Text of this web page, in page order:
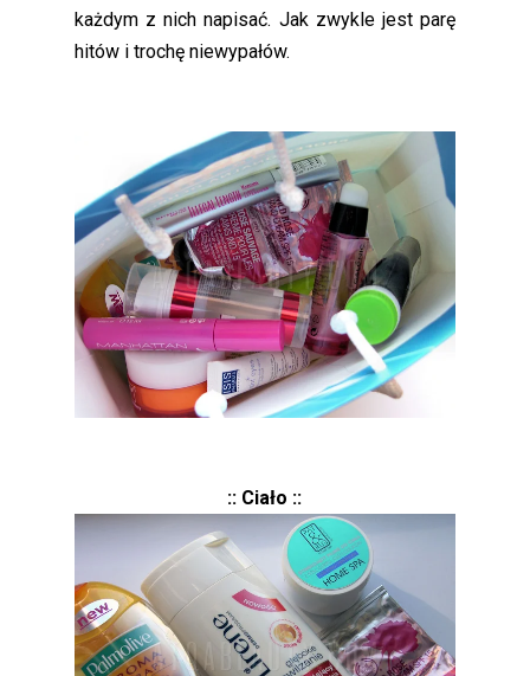
każdym z nich napisać. Jak zwykle jest parę
hitów i trochę niewypałów.
:: Ciało ::